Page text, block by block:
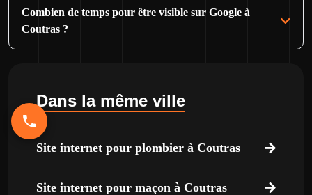
Combien de temps pour être visible sur Google à
Coutras ?
Dans la même ville
Site internet pour plombier à Coutras
Site internet pour maçon à Coutras